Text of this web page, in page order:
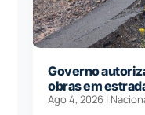
Governo
obras em
Ago 4, 2026 |